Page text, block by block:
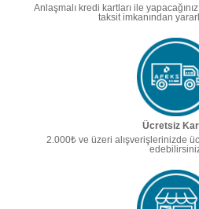
Anlaşmalı kredi kartları ile
taksit imkanından
Ücretsiz
2.000₺ ve üzeri alışverişlerinizde